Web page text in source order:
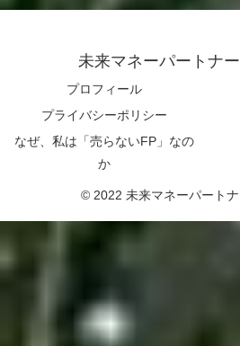
未来マネーパートナ
プロフィール
プライバシーポリシー
なぜ、私は「売らないFP」なの
か
© 2022 未来マネーパート